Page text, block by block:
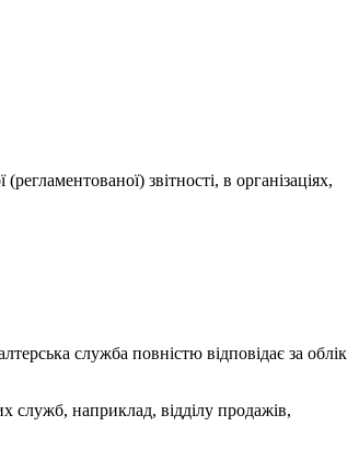
звітності, в організаціях,
служба повністю відповідає за облік
служб, наприклад, відділу продажів,